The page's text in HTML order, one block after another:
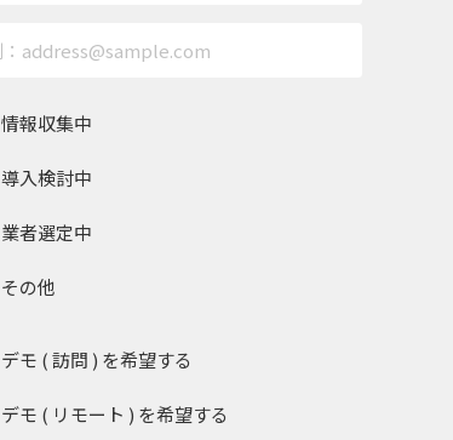
情報収集中
導入検討中
業者選定中
その他
デモ ( 訪問 ) を希望する
デモ ( リモート ) を希望する